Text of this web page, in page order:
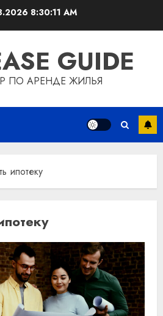
8:30:11 AM
GUIDE
ПО АРЕНДЕ ЖИЛЬЯ
ипотеку